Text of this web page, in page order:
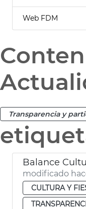
Web FDM
Transparencia y
modificado
CULTURA Y